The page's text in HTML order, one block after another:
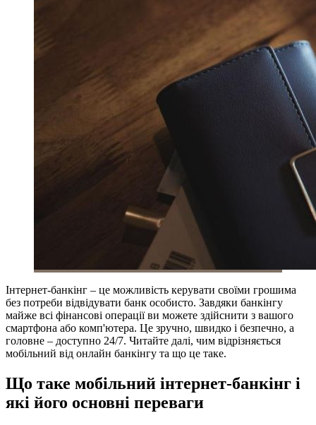
Інтернет-банкінг – це можливість керувати своїми грошима
без потреби відвідувати банк особисто. Завдяки банкінгу
майже всі фінансові операції ви можете здійснити з вашого
смартфона або комп'ютера. Це зручно, швидко і безпечно, а
головне – доступно 24/7. Читайте далі, чим відрізняється
мобільний від онлайн банкінгу та що це таке.
Що таке мобільний інтернет-банкінг і
які його основні переваги